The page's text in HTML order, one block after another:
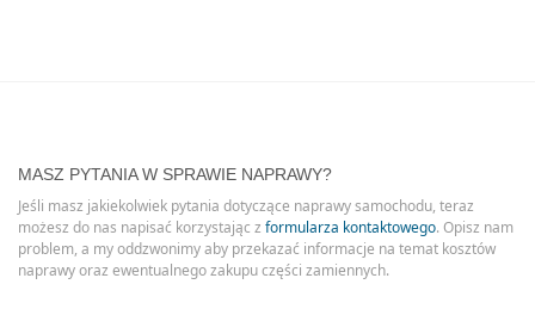
MASZ PYTANIA W SPRAWIE NAPRAWY?
Jeśli masz jakiekolwiek pytania dotyczące naprawy samochodu, teraz
możesz do nas napisać korzystając z formularza kontaktowego. Opisz nam
problem, a my oddzwonimy aby przekazać informacje na temat kosztów
naprawy oraz ewentualnego zakupu części zamiennych.